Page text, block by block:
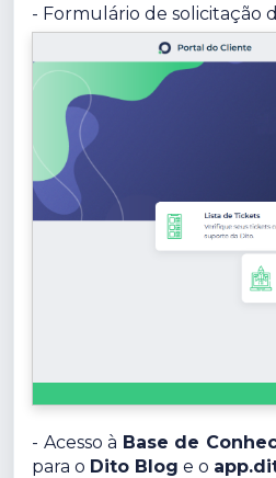
- Formulário de solicitação
- Acesso à Base de
para o Dito Blog e o